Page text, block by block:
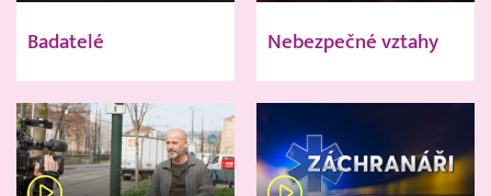
Badatelé Nebezpečné vztahy